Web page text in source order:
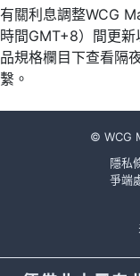
有關利息調整WCG
時間GMT+8）間更
品規格欄目下查看隔
繫。
© WCG
隱私
爭端